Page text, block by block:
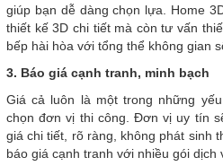
giúp bạn dễ dàng chọn lựa. Home
thiết kế 3D chi tiết mà còn tư vấn
bếp hài hòa với tổng thể không gian
3. Báo giá cạnh tranh, minh bạch
Giá cả luôn là một trong những
chọn đơn vị thi công. Đơn vị uy tín
giá chi tiết, rõ ràng, không phát sinh
báo giá cạnh tranh với nhiều gói